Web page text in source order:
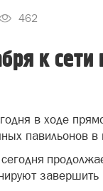
462
к
в ходе
павильонов в